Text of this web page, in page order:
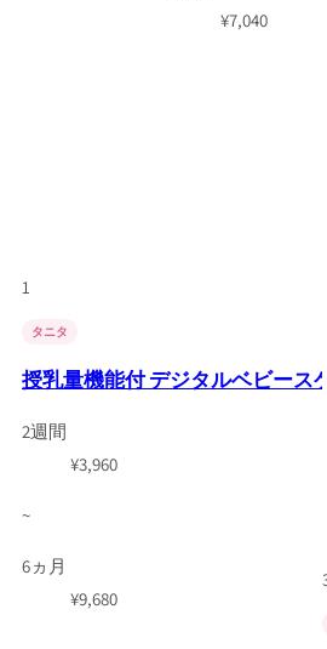
1
タニタ
授乳量機能付 デジタルベビース
2週間
¥3,960
~
6ヵ月
¥9,680
¥7,040